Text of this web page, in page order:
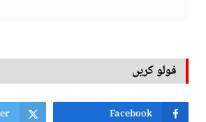
فولو کریں
Facebook